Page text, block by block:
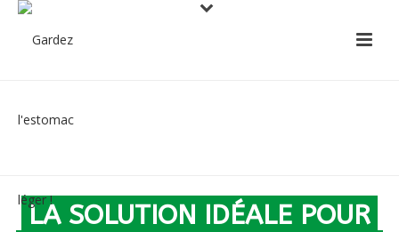
LE GINGEMBRE
LA SOLUTION IDÉALE POUR